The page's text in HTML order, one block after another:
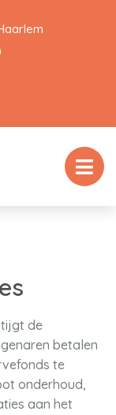
de
betalen
te
onderhoud,
aan het